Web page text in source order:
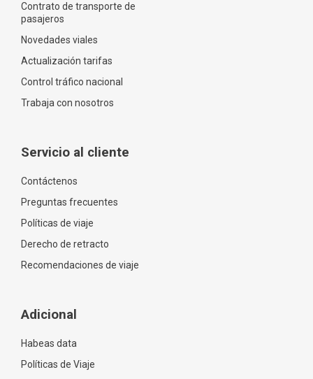
Contrato de transporte de
pasajeros
Novedades viales
Actualización tarifas
Control tráfico nacional
Trabaja con nosotros
Servicio al cliente
Contáctenos
Preguntas frecuentes
Políticas de viaje
Derecho de retracto
Recomendaciones de viaje
Adicional
Habeas data
Políticas de Viaje